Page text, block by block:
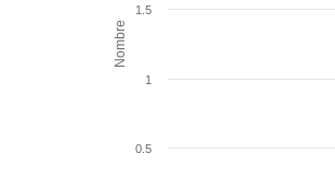
Nombre
0.5
1
1.5